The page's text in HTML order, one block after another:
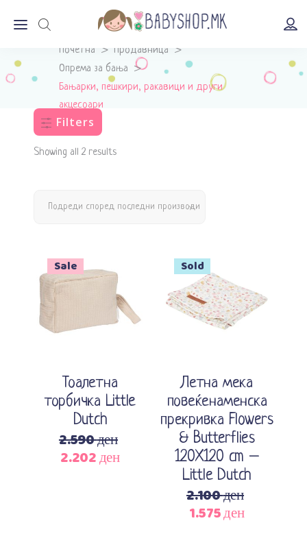
Почетна > Продавница >
Опрема за бања >
Бањарки, пешкири, ракавици и други
акцесоари
Filters
Showing all 2 results
Подреди според последни производи
Sale
Додади во кошничка
Тоалетна
торбичка Little
Dutch
2.590ден
Original
2.202денCurrent
Sale
Sold
Прочитај повеќе
Летна мека
повеќенаменска
прекривка Flowers
& Butterflies
120X120 cm –
Little Dutch
2.100ден
Original
1.575денCurrent